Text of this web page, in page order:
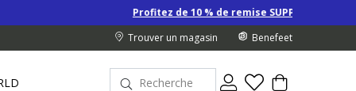
Profitez de 10 % de remise SUPPLÉMENTAIRE sur les
Trouver un magasin
Benefeet